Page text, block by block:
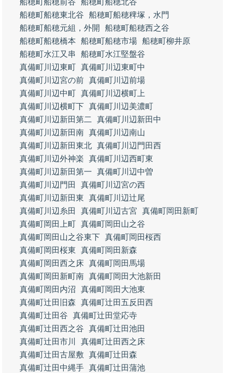
船穂町船穂前谷
船穂町船穂北谷
船穂町船穂東北谷
船穂町船穂稗塚，水門
船穂町船穂元組，外開
船穂町船穂西之谷
船穂町船穂橋本
船穂町船穂市場 船穂町柳井原
船穂町水江又串
船穂町水江堅盤谷
真備町川辺東町 真備町川辺東町中
真備町川辺宮の前 真備町川辺前場
真備町川辺中町 真備町川辺横町上
真備町川辺横町下 真備町川辺美濃町
真備町川辺新田第二
真備町川辺新田中
真備町川辺新田南 真備町川辺南山
真備町川辺新田東北 真備町川辺門田西
真備町川辺外神楽
真備町川辺西町東
真備町川辺新田第一
真備町川辺中曽
真備町川辺門田
真備町川辺宮の西
真備町川辺新田東
真備町川辺辻尾
真備町川辺糸田
真備町川辺古宮
真備町岡田新町
真備町岡田上町 真備町岡田山之谷
真備町岡田山之谷東下 真備町岡田桜西
真備町岡田桜東
真備町岡田新森
真備町岡田西之床 真備町岡田馬場
真備町岡田新町南 真備町岡田大池新田
真備町岡田内沼
真備町岡田大池東
真備町辻田旧森
真備町辻田五反田西
真備町辻田谷
真備町辻田堂応寺
真備町辻田西之谷
真備町辻田池田
真備町辻田市川
真備町辻田西之床
真備町辻田古屋敷
真備町辻田森
真備町辻田中縄手 真備町辻田蒲池